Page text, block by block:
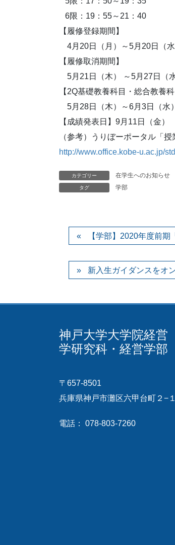
6限：19：55～21：40
【履修登録期間】
4月20日（月）～5月20日（水
【履修取消期間】
5月21日（木） ～5月27日（
【2Q基礎教養科目・総合教養
5月28日（木）～6月3日（水）
【成績発表日】9月11日（金）
（参考）うりぼーポータル「
http://www.office.kobe-u.ac.jp/
カテゴリー 在学生へのお知らせ
タグ 学部
【学部】2020年度前
新入生ガイダンスをオ
神戸大学大学院経営
学研究科・経営学部
〒657-8501
兵庫県神戸市灘区六甲台町２−１
電話： 078-803-7260